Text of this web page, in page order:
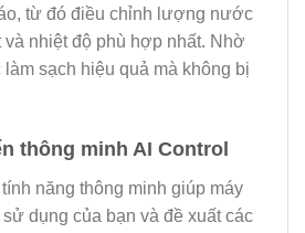
từ đó điều chỉnh lượng nước
nhiệt độ phù hợp nhất. Nhờ
sạch hiệu quả mà không bị
thông minh AI Control
tính năng thông minh giúp máy
dụng của bạn và đề xuất các